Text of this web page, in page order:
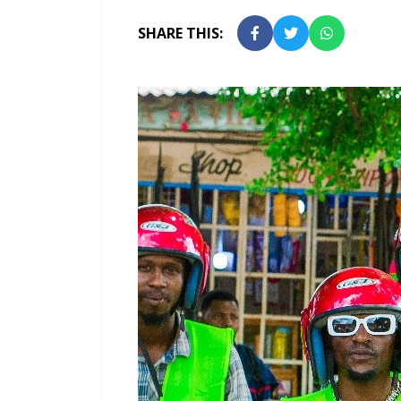
SHARE THIS: